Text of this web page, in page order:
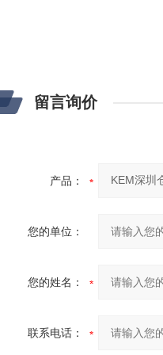
留言询价
产品：
您的单位：
您的姓名：
联系电话：